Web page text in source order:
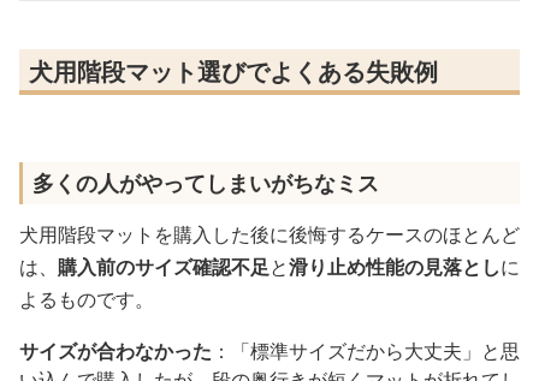
犬用階段マット選びでよくある失敗例
多くの人がやってしまいがちなミス
犬用階段マットを購入した後に後悔するケースのほとんど
は、 購入前のサイズ確認不足と滑り止め性能の見落としに
よるものです。
サイズが合わなかった ：「標準サイズだから大丈夫」と思